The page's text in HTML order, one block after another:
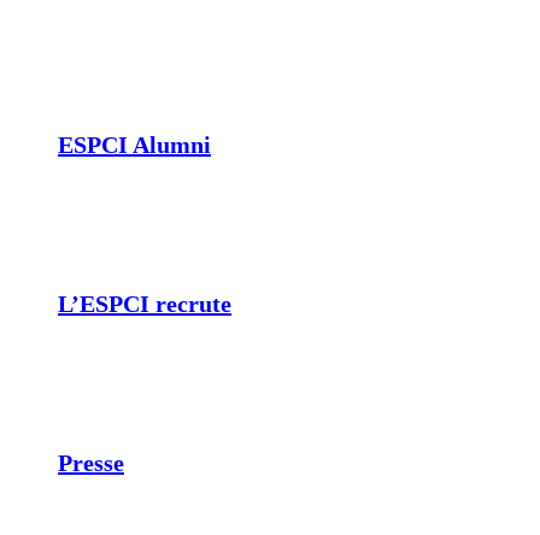
ESPCI Alumni
L’ESPCI recrute
Presse